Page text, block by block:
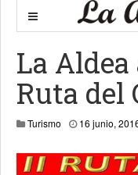
La
Ruta del
Turismo 16 junio,